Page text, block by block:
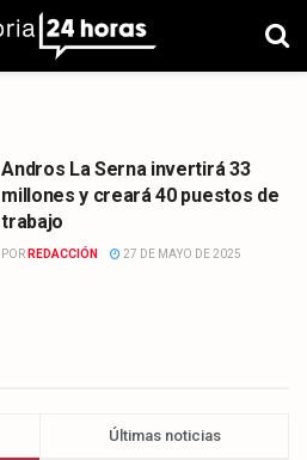
Andros La Serna invertirá 33
millones y creará 40 puestos de
trabajo
POR REDACCIÓN 27 DE MAYO DE 2025
Últimas noticias